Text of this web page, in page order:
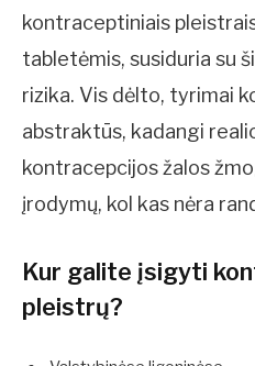
kontraceptiniais
tabletėmis, susiduria su
rizika. Vis dėlto, tyrimai
abstraktūs, kadangi
kontracepcijos žalos
įrodymų, kol kas nėra
Kur galite įsigyti
pleistrų?